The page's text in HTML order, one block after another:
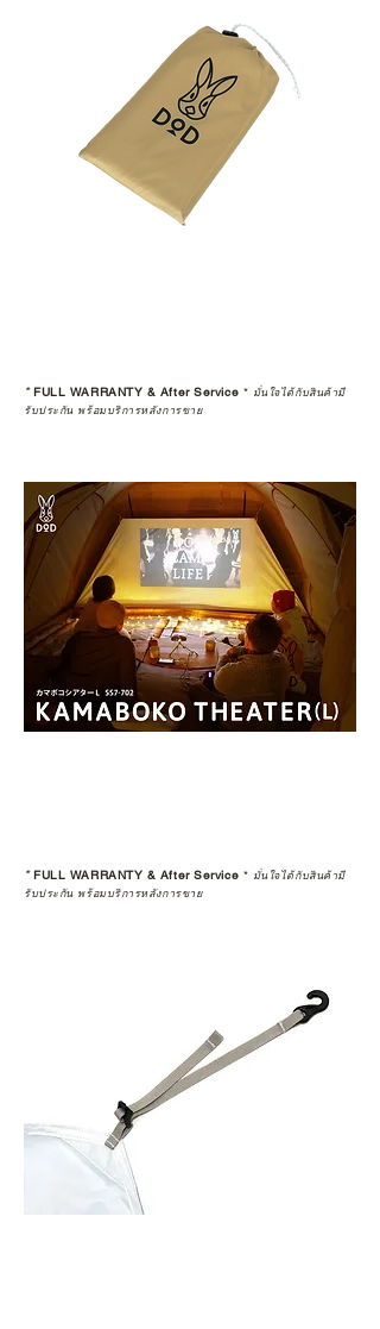
*FULL WARRANTY & After Service * มั่นใจได้กับสินค้ามี
รับประกัน พร้อมบริการหลังการขาย
*FULL WARRANTY & After Service * มั่นใจได้กับสินค้ามี
รับประกัน พร้อมบริการหลังการขาย